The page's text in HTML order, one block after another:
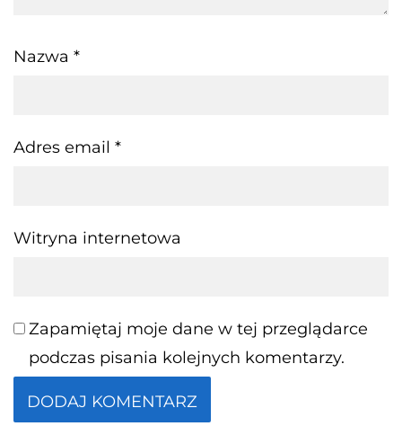
Nazwa *
Adres email *
Witryna internetowa
Zapamiętaj moje dane w tej przeglądarce
podczas pisania kolejnych komentarzy.